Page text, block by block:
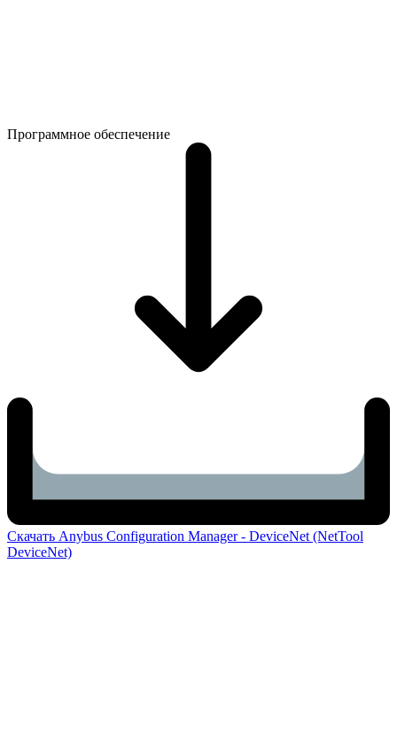
Программное обеспечение
Скачать Anybus Configuration Manager - DeviceNet (NetTool
DeviceNet)